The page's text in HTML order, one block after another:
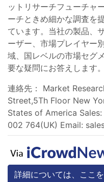
ットリサーチフューチャ
ーチときめ細かな調査を
ています。当社の製品、
ーザー、市場プレイヤー
域、国レベルの市場セグ
要な疑問にお答えします。
連絡先： Market
Street,5Th Floor New
States of America
002 764(UK) Email:
詳細については、ここ